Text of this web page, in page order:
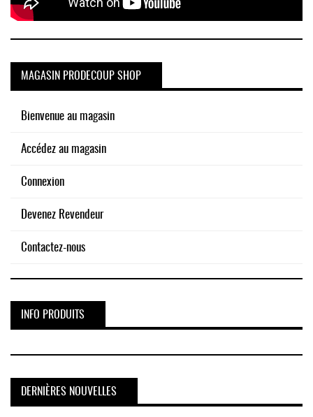
MAGASIN PRODECOUP SHOP
Bienvenue au magasin
Accédez au magasin
Connexion
Devenez Revendeur
Contactez-nous
INFO PRODUITS
DERNIÈRES NOUVELLES